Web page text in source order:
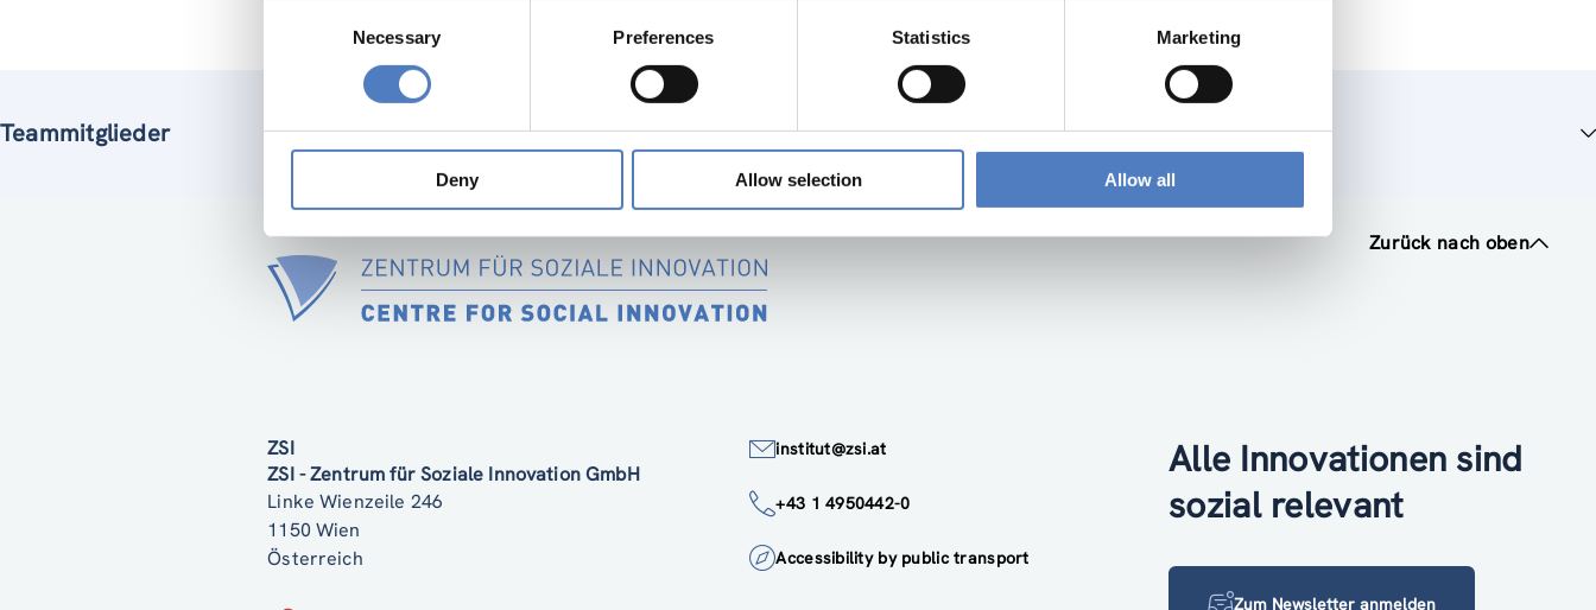
Necessary Preferences Statistics Marketing
Deny Allow selection Allow all
Teammitglieder
Zurück nach oben
ZSI
ZSI - Zentrum für Soziale Innovation GmbH
Linke Wienzeile 246
1150 Wien
Österreich
institut@zsi.at
+43 1 4950442-0
Accessibility by public transport
Alle Innovationen sind
sozial relevant
Zum Newsletter anmelden